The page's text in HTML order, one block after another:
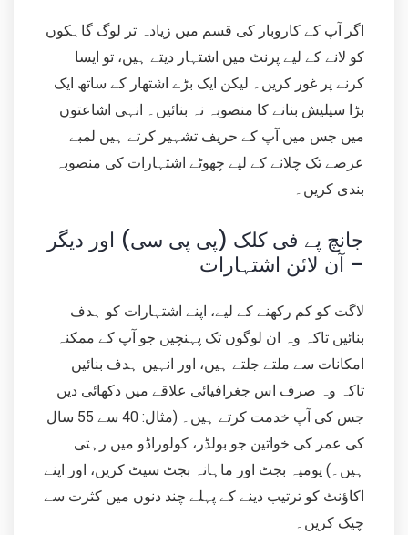
اگر آپ کے کاروبار کی قسم میں زیادہ تر لوگ گاہکوں
کو لانے کے لیے پرنٹ میں اشتہار دیتے ہیں، تو ایسا
کرنے پر غور کریں۔ لیکن ایک بڑے اشتھار کے ساتھ ایک
بڑا سپلیش بنانے کا منصوبہ نہ بنائیں۔ انہی اشاعتوں
میں جس میں آپ کے حریف تشہیر کرتے ہیں لمبے
عرصے تک چلانے کے لیے چھوٹے اشتہارات کی منصوبہ
بندی کریں۔
جانچ پے فی کلک (پی پی سی) اور دیگر
آن لائن اشتہارات –
لاگت کو کم رکھنے کے لیے، اپنے اشتہارات کو ہدف
بنائیں تاکہ وہ ان لوگوں تک پہنچیں جو آپ کے ممکنہ
امکانات سے ملتے جلتے ہیں، اور انہیں ہدف بنائیں
تاکہ وہ صرف اس جغرافیائی علاقے میں دکھائی دیں
جس کی آپ خدمت کرتے ہیں۔ (مثال: 40 سے 55 سال
کی عمر کی خواتین جو بولڈر، کولوراڈو میں رہتی
ہیں۔) یومیہ بجٹ اور ماہانہ بجٹ سیٹ کریں، اور اپنے
اکاؤنٹ کو ترتیب دینے کے پہلے چند دنوں میں کثرت سے
چیک کریں۔